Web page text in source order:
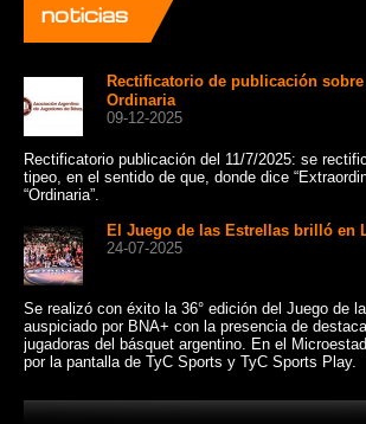
noticias
Rectificatorio de publicación sobre
Ordinaria
09-12-2025
Rectificatorio publicación del 11/7/2025: se
tipeo, en el sentido de que, donde dice
“Ordinaria”.
El Juego de las Estrellas brilló en
24-07-2025
Se realizó con éxito la 36° edición del Juego de
auspiciado por BNA+ con la presencia de
jugadoras del básquet argentino. En el
por la pantalla de TyC Sports y TyC Sports Play.